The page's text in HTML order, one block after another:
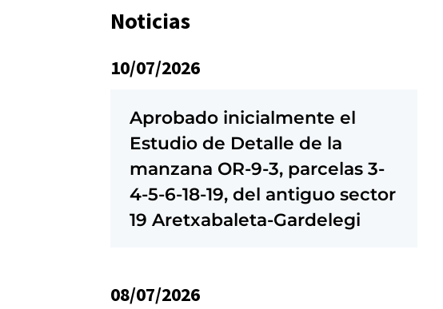
Noticias
10/07/2026
Aprobado inicialmente el
Estudio de Detalle de la
manzana OR-9-3, parcelas 3-
4-5-6-18-19, del antiguo sector
19 Aretxabaleta-Gardelegi
08/07/2026